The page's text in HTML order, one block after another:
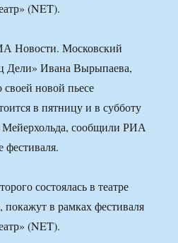
(NET).
Московский
Дели» Ивана Вырыпаева,
своей новой пьесе
в пятницу и в субботу
Мейерхольда, сообщили РИА
фестиваля.
состоялась в театре
в рамках фестиваля
(NET).